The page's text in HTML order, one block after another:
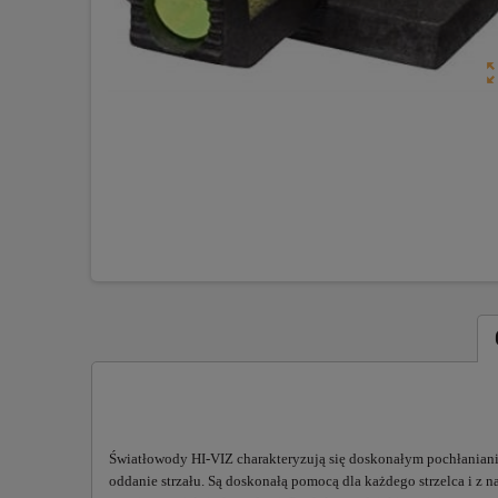
Światłowody HI-VIZ charakteryzują się doskonałym
oddanie strzału. Są doskonałą pomocą dla każdego strzelca i